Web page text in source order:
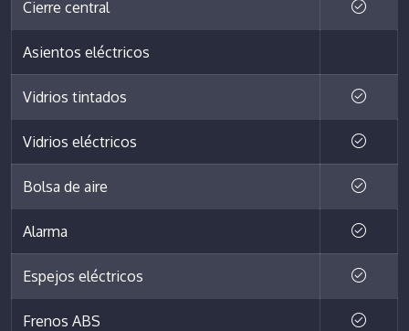
Cierre central
Asientos eléctricos
Vidrios tintados
Vidrios eléctricos
Bolsa de aire
Alarma
Espejos eléctricos
Frenos ABS